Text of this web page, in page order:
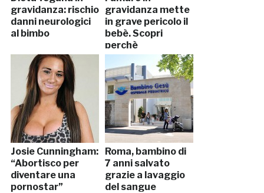
gravidanza: rischio
danni neurologici
al bimbo
gravidanza mette
in grave pericolo il
bebè. Scopri
perchè
Josie Cunningham:
“Abortisco per
diventare una
pornostar”
Roma, bambino di
7 anni salvato
grazie a lavaggio
del sangue